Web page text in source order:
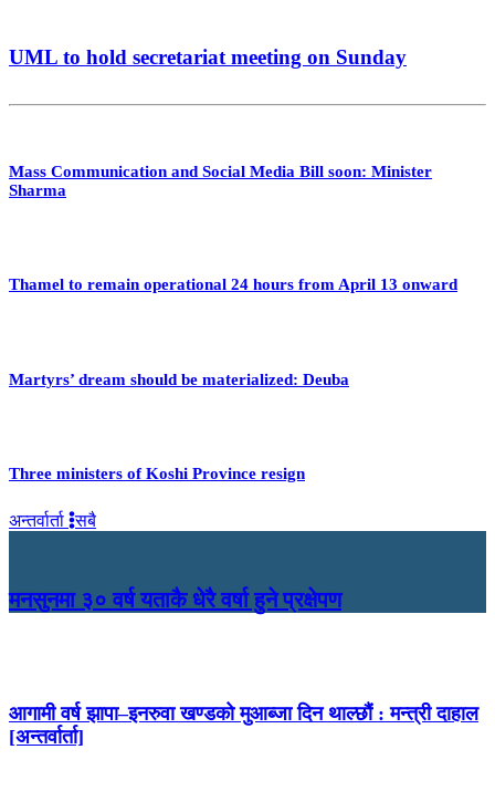
UML to hold secretariat meeting on Sunday
Mass Communication and Social Media Bill soon: Minister
Sharma
Thamel to remain operational 24 hours from April 13 onward
Martyrs’ dream should be materialized: Deuba
Three ministers of Koshi Province resign
अन्तर्वार्ता सबै
मनसुनमा ३० वर्ष यताकै धेरै वर्षा हुने प्रक्षेपण
आगामी वर्ष झापा–इनरुवा खण्डको मुआब्जा दिन थाल्छौं : मन्त्री दाहाल
[अन्तर्वार्ता]